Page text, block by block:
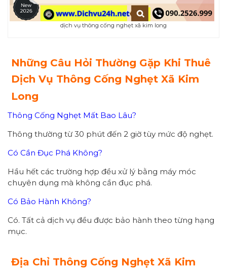
dịch vụ thông cống nghẹt xã kim long
Những Câu Hỏi Thường Gặp Khi Thuê
Dịch Vụ Thông Cống Nghẹt Xã Kim
Long
Thông Cống Nghẹt Mất Bao Lâu?
Thông thường từ 30 phút đến 2 giờ tùy mức độ nghẹt.
Có Cần Đục Phá Không?
Hầu hết các trường hợp đều xử lý bằng máy móc
chuyên dụng mà không cần đục phá.
Có Bảo Hành Không?
Có. Tất cả dịch vụ đều được bảo hành theo từng hạng
mục.
Địa Chỉ Thông Cống Nghẹt Xã Kim